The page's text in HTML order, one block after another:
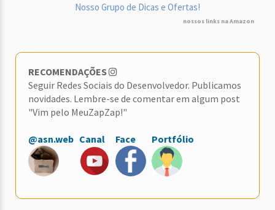
Nosso Grupo de Dicas e Ofertas!
nossos links na Amazon
RECOMENDAÇÕES
Seguir Redes Sociais do Desenvolvedor. Publicamos
novidades. Lembre-se de comentar em algum post
"Vim pelo MeuZapZap!"
@asn.web Canal Face Portfólio